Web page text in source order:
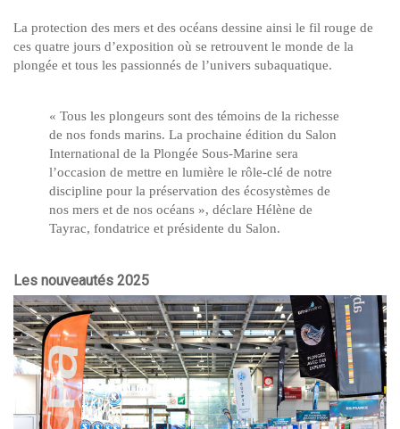
La protection des mers et des océans dessine ainsi le fil rouge de
ces quatre jours d’exposition où se retrouvent le monde de la
plongée et tous les passionnés de l’univers subaquatique.
« Tous les plongeurs sont des témoins de la richesse
de nos fonds marins. La prochaine édition du Salon
International de la Plongée Sous-Marine sera
l’occasion de mettre en lumière le rôle-clé de notre
discipline pour la préservation des écosystèmes de
nos mers et de nos océans », déclare Hélène de
Tayrac, fondatrice et présidente du Salon.
Les nouveautés 2025